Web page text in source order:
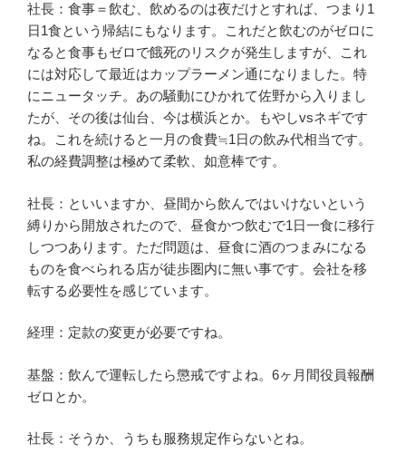
社長：食事＝飲む、飲めるのは夜だけとすれば、つまり1
日1食という帰結にもなります。これだと飲むのがゼロに
なると食事もゼロで餓死のリスクが発生しますが、これ
には対応して最近はカップラーメン通になりました。特
にニュータッチ。あの騒動にひかれて佐野から入りまし
たが、その後は仙台、今は横浜とか。もやしvsネギです
ね。これを続けると一月の食費≒1日の飲み代相当です。
私の経費調整は極めて柔軟、如意棒です。
社長：といいますか、昼間から飲んではいけないという
縛りから開放されたので、昼食かつ飲むで1日一食に移行
しつつあります。ただ問題は、昼食に酒のつまみになる
ものを食べられる店が徒歩圏内に無い事です。会社を移
転する必要性を感じています。
経理：定款の変更が必要ですね。
基盤：飲んで運転したら懲戒ですよね。6ヶ月間役員報酬
ゼロとか。
社長：そうか、うちも服務規定作らないとね。